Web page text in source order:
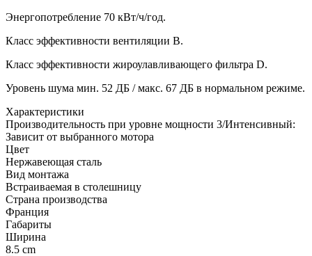
Энергопотребление 70 кВт/ч/год.
Класс эффективности вентиляции B.
Класс эффективности жироулавливающего фильтра D.
Уровень шума мин. 52 ДБ / макс. 67 ДБ в нормальном режиме.
Xарактеристики
Производительность при уровне мощности 3/Интенсивный:
Зависит от выбранного мотора
Цвет
Нержавеющая сталь
Вид монтажа
Встраиваемая в столешницу
Страна производства
Франция
Габариты
Ширина
8.5 cm